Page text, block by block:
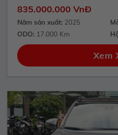
835.000.000 VnĐ
Năm sản xuất:2025
ODO:17.000 Km
Xem